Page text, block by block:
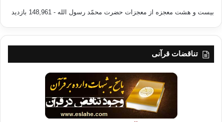
بیست و هشت معجزه از معجزات حضرت محمّد رسول الله - 148,961 بازدید
تناقضات قرآنی